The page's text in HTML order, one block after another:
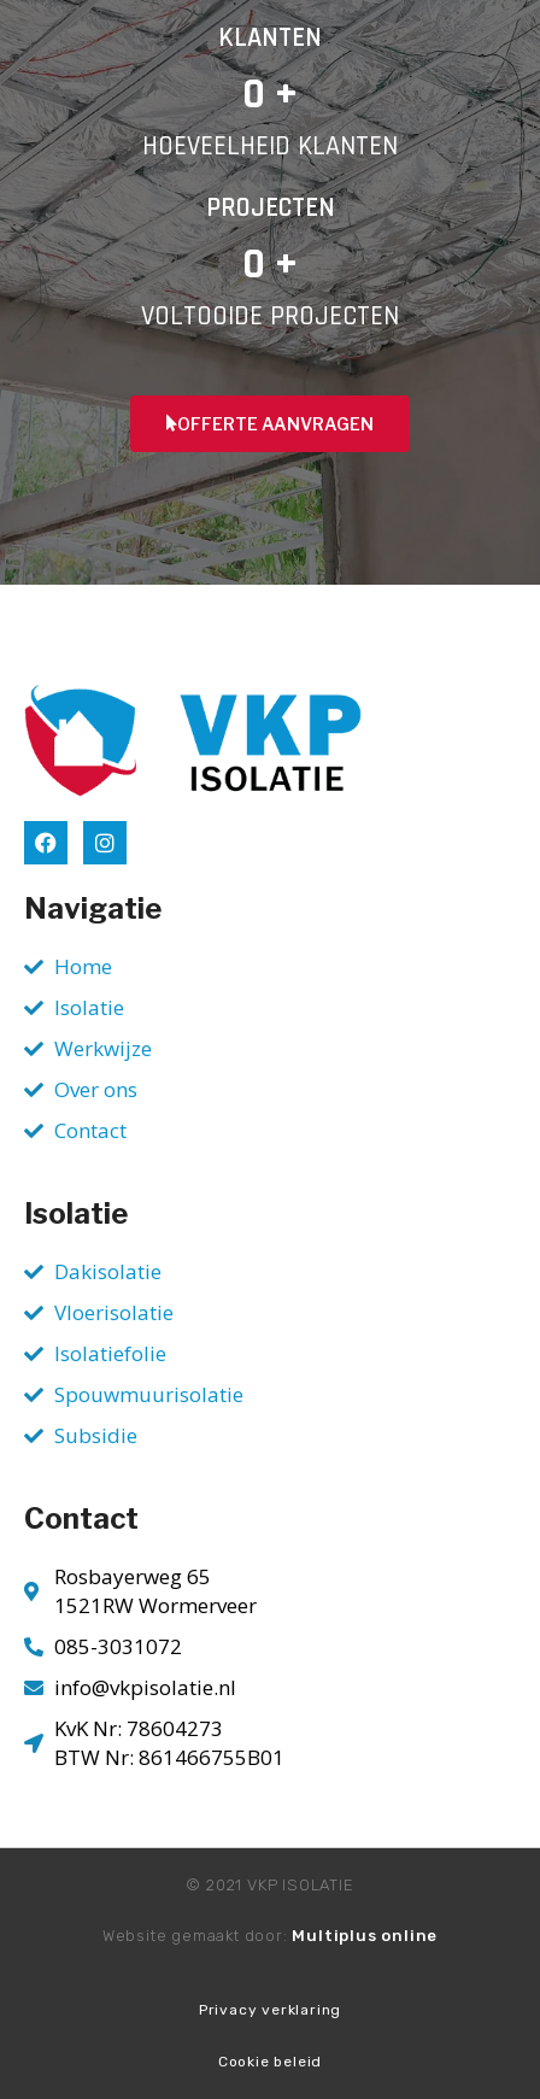
Telefoonnummer
Vorige
KLANTEN
0 +
HOEVEELHEID KLANTEN
PROJECTEN
0 +
VOLTOOIDE PROJECTEN
OFFERTE AANVRAGEN
Navigatie
Home
Isolatie
Werkwijze
Over ons
Contact
Isolatie
Dakisolatie
Vloerisolatie
Isolatiefolie
Spouwmuurisolatie
Subsidie
Contact
Rosbayerweg 65
1521RW Wormerveer
085-3031072
info@vkpisolatie.nl
KvK Nr: 78604273
BTW Nr: 861466755B01
© 2021 VKP ISOLATIE
Website gemaakt door: Multiplus online
Privacy verklaring
Cookie beleid